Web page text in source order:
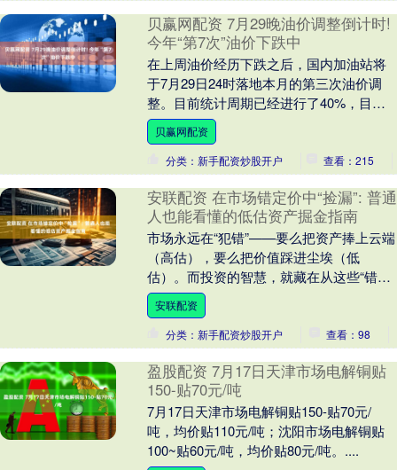
贝赢网配资 7月29晚油价调整倒计时!
今年“第7次”油价下跌中
在上周油价经历下跌之后，国内加油站将
于7月29日24时落地本月的第三次油价调
整。目前统计周期已经进行了40%，目前
还是搁浅区间，不涨不跌。 现在新一轮的
油价调整....
贝赢网配资
分类：新手配资炒股开户
查看：215
安联配资 在市场错定价中“捡漏”: 普通
人也能看懂的低估资产掘金指南
市场永远在“犯错”——要么把资产捧上云端
（高估），要么把价值踩进尘埃（低
估）。而投资的智慧，就藏在从这些“错定
价”里找到被低估的资产，等待价值回归的
那一刻。今天....
安联配资
分类：新手配资炒股开户
查看：98
盈股配资 7月17日天津市场电解铜贴
150-贴70元/吨
7月17日天津市场电解铜贴150-贴70元/
吨，均价贴110元/吨；沈阳市场电解铜贴
100~贴60元/吨，均价贴80元/吨。....